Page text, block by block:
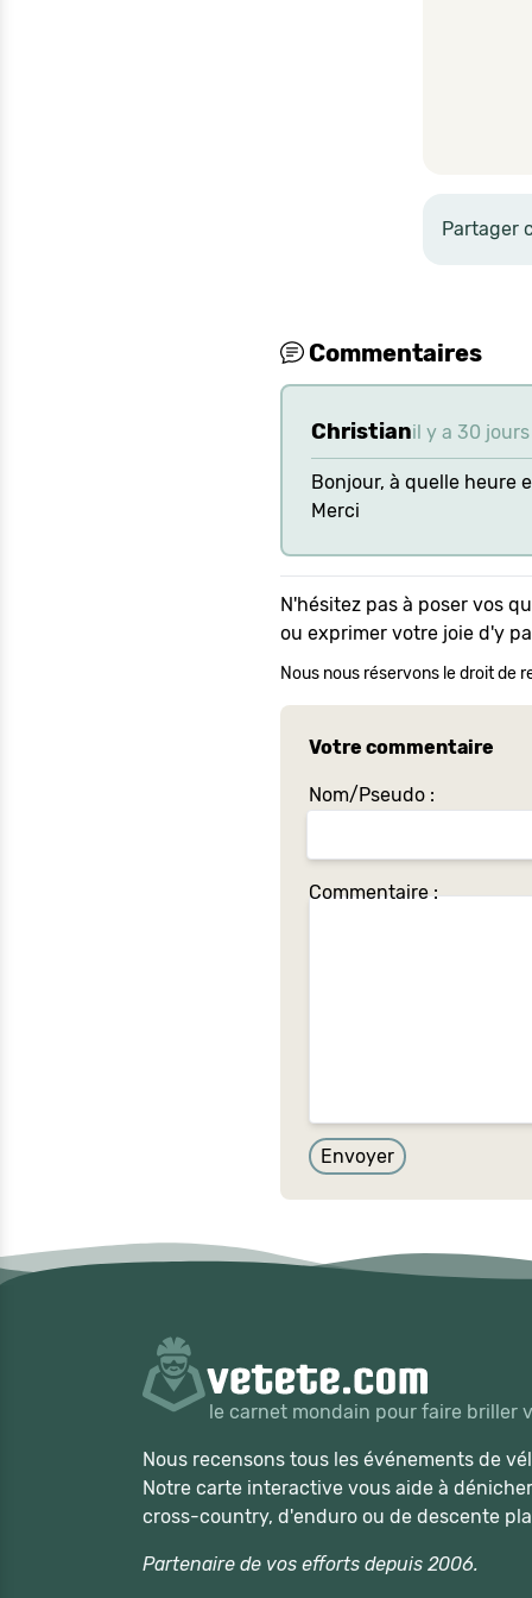
Partager
Commentaires
Christianil y a 30 jours
Bonjour, à quelle heure
Merci
N'hésitez pas à poser vos
ou exprimer votre joie d'y
Nous nous réservons le droit de
Votre commentaire
Nom/Pseudo :
Commentaire :
Envoyer
le carnet mondain pour faire briller
Nous recensons tous les événements de
Notre carte interactive vous aide à
cross-country, d'enduro ou de descente
Partenaire de vos efforts depuis 2006.